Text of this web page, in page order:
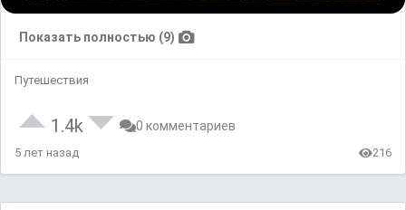
Показать полностью (9)
Путешествия
1.4k 0 комментариев
5 лет назад 216